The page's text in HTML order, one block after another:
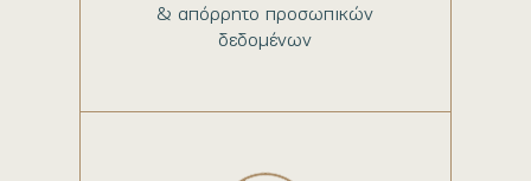
& απόρρητο προσωπικών
δεδομένων